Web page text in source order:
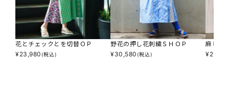
花とチェックとを切替ＯＰ
¥23,980 (税込)
野花の押し花刺繍ＳＨＯＰ
¥30,580 (税込)
麻ビッ
¥